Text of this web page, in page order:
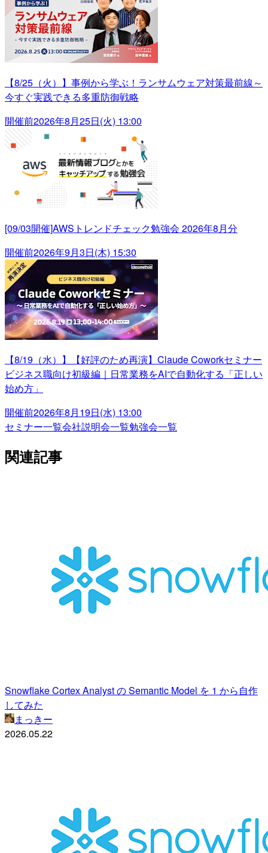
【8/25（火）】事例から学ぶ！ランサムウェア対策最前線～
今すぐ実践できる多重防御戦略
開催前2026年8月25日(火) 13:00
[09/03開催]AWSトレンドチェック勉強会 2026年8月分
開催前2026年9月3日(木) 15:30
【8/19（水）】【好評のため再演】Claude Coworkセミナー
ビジネス職向け初級編｜日常業務をAIで自動化する「正しい
始め方」
開催前2026年8月19日(水) 13:00
セミナー一覧会社説明会一覧勉強会一覧
関連記事
Snowflake Cortex Analyst の Semantic Model を 1 から自作
してみた
まっきー
2026.05.22